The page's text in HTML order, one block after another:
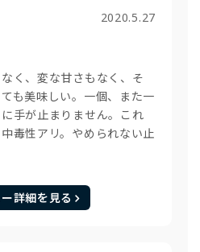
2020.5.27
く、変な甘さもなく、そ
も美味しい。一個、また一
手が止まりません。これ
毒性アリ。やめられない止
詳細を見る